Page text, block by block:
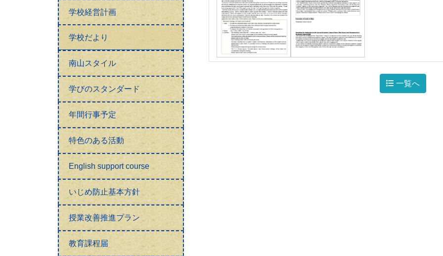
学校経営計画
学校だより
南山スタイル
学びのスタンダード
年間行事予定
特色のある活動
English support course
いじめ防止基本方針
授業改善推進プラン
教育課程届
一覧へ